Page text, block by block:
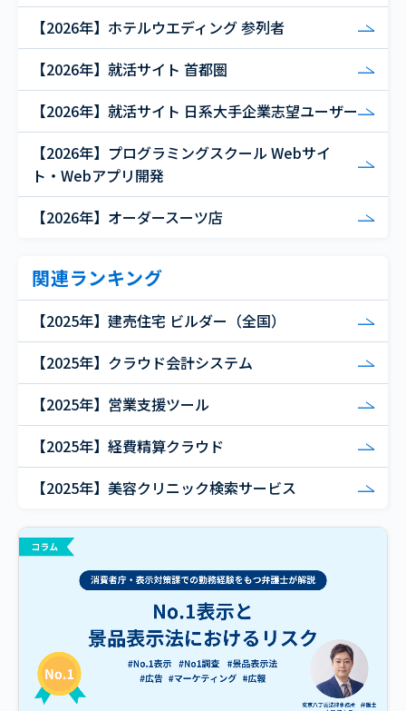
【2026年】ホテルウエディング 参列者
【2026年】就活サイト 首都圏
【2026年】就活サイト 日系大手企業志望ユーザー
【2026年】プログラミングスクール Webサイ
ト・Webアプリ開発
【2026年】オーダースーツ店
関連ランキング
【2025年】建売住宅 ビルダー（全国）
【2025年】クラウド会計システム
【2025年】営業支援ツール
【2025年】経費精算クラウド
【2025年】美容クリニック検索サービス